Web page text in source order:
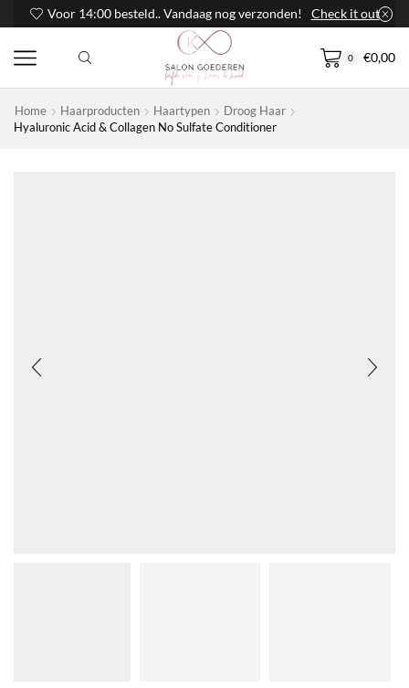
Voor 14:00 besteld.. Vandaag nog verzonden! Check it out
0 €0,00
Home Haarproducten Haartypen
Droog Haar
Hyaluronic Acid & Collagen No Sulfate Conditioner